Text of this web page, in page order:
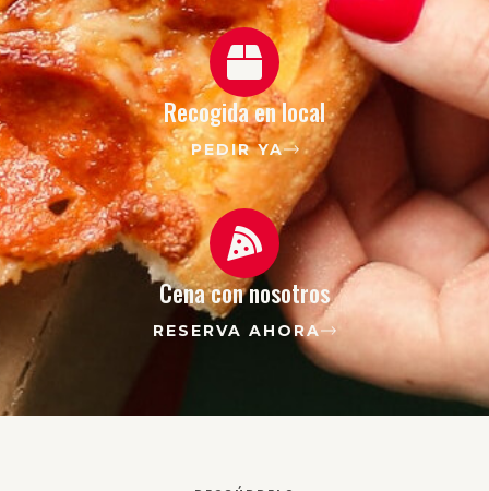
Recogida en local
PEDIR YA
Cena con nosotros
RESERVA AHORA